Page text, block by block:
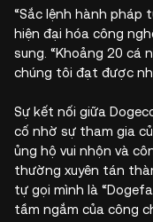
“Sắc lệnh hành pháp
hiện đại hóa công
sung. “Khoảng 20 cá
chúng tôi đạt được
Sự kết nối giữa
cố nhờ sự tham gia
ủng hộ vui nhộn và
thường xuyên tán
tự gọi mình là
tầm ngắm của công